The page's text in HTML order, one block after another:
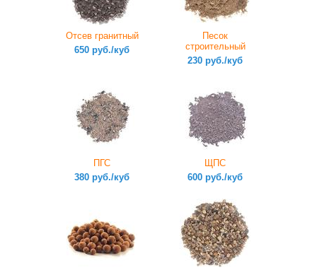
Отсев гранитный
650 руб./куб
Песок
строительный
230 руб./куб
ПГС
380 руб./куб
ЩПС
600 руб./куб